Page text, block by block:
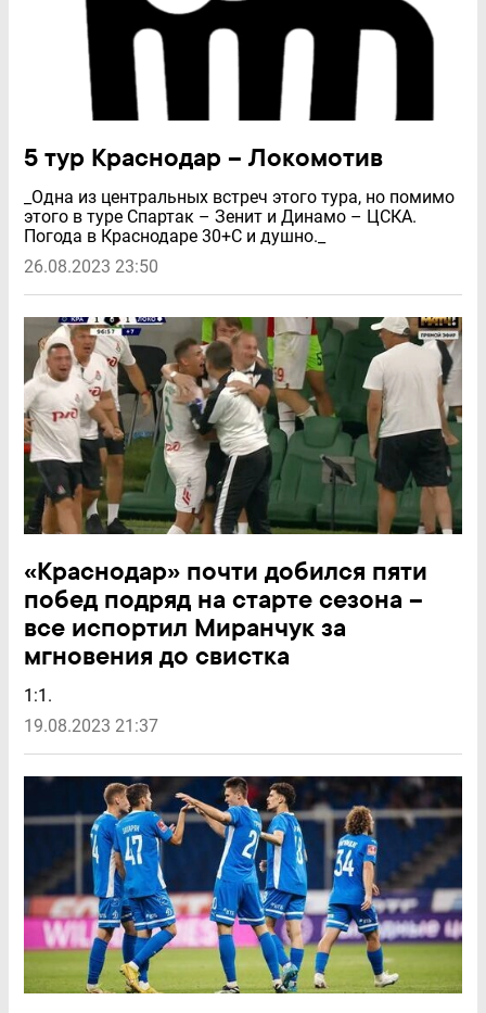
5 тур Краснодар – Локомотив
_Одна из центральных встреч этого тура, но помимо
этого в туре Спартак – Зенит и Динамо – ЦСКА.
Погода в Краснодаре 30+С и душно._
26.08.2023 23:50
«Краснодар» почти добился пяти
побед подряд на старте сезона –
все испортил Миранчук за
мгновения до свистка
1:1.
19.08.2023 21:37